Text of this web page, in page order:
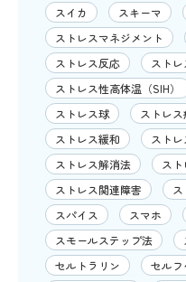
スイカ
スキーマ
ストレスマネジメント
ストレス反応
スト
ストレス性高体温（SIH）
ストレス球
ストレス
ストレス緩和
スト
ストレス解消法
ス
ストレス関連障害
スパイス
スマホ
スモールステップ法
セルトラリン
セルフ